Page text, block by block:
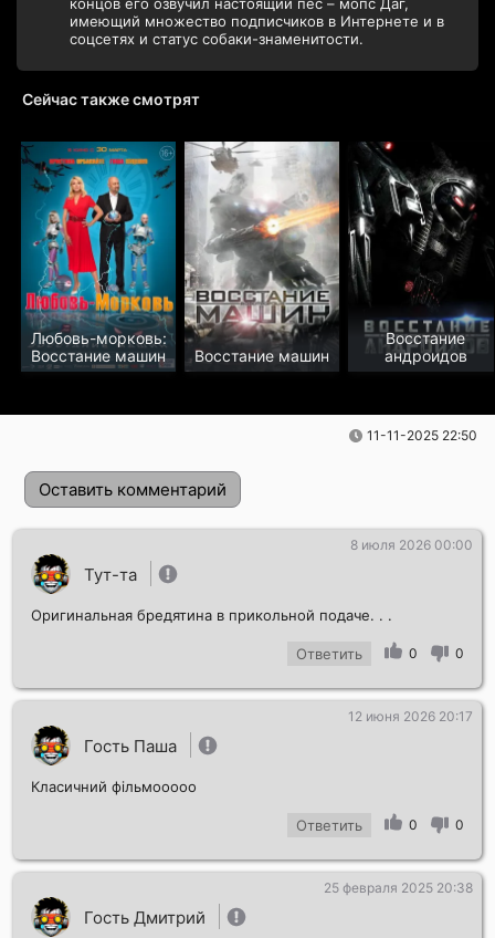
имеющий множество подписчиков в Интернете и в
соцсетях и статус собаки-знаменитости.
Сейчас также смотрят
Любовь-морковь:
Восстание машин
Восстание машин
Восстание
андроидов
11-11-2025 22:50
Оставить комментарий
Отправить!
Тут-та
8 июля 2026 00:00
Оригинальная бредятина в прикольной подаче. . .
Ответить 0 0
Гость Паша
12 июня 2026 20:17
Класичний фільмооооо
Ответить 0 0
Гость Дмитрий
25 февраля 2025 20:38